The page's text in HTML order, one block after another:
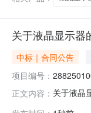
关于液晶显示器
中标｜合同公告
项目编号：
正文内容： 关于液晶